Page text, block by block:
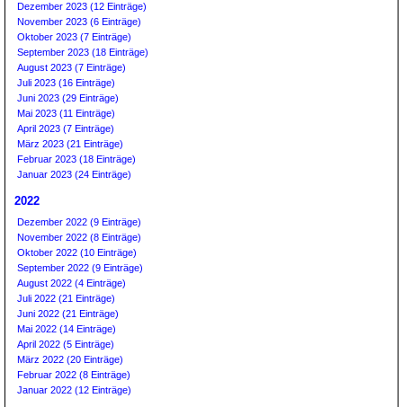
Dezember 2023 (12 Einträge)
November 2023 (6 Einträge)
Oktober 2023 (7 Einträge)
September 2023 (18 Einträge)
August 2023 (7 Einträge)
Juli 2023 (16 Einträge)
Juni 2023 (29 Einträge)
Mai 2023 (11 Einträge)
April 2023 (7 Einträge)
März 2023 (21 Einträge)
Februar 2023 (18 Einträge)
Januar 2023 (24 Einträge)
2022
Dezember 2022 (9 Einträge)
November 2022 (8 Einträge)
Oktober 2022 (10 Einträge)
September 2022 (9 Einträge)
August 2022 (4 Einträge)
Juli 2022 (21 Einträge)
Juni 2022 (21 Einträge)
Mai 2022 (14 Einträge)
April 2022 (5 Einträge)
März 2022 (20 Einträge)
Februar 2022 (8 Einträge)
Januar 2022 (12 Einträge)